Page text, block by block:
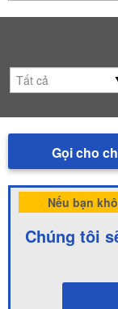
Gọi cho
Nếu bạn
Chúng tôi